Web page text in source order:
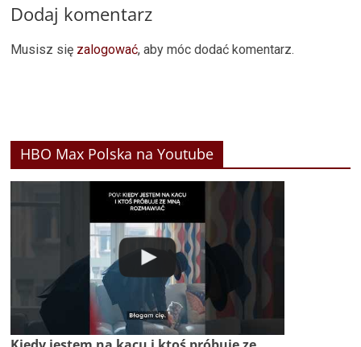
Dodaj komentarz
Musisz się zalogować, aby móc dodać komentarz.
HBO Max Polska na Youtube